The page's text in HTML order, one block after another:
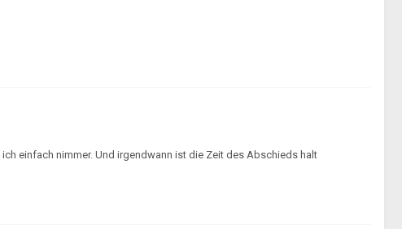
einfach nimmer. Und irgendwann ist die Zeit des Abschieds halt